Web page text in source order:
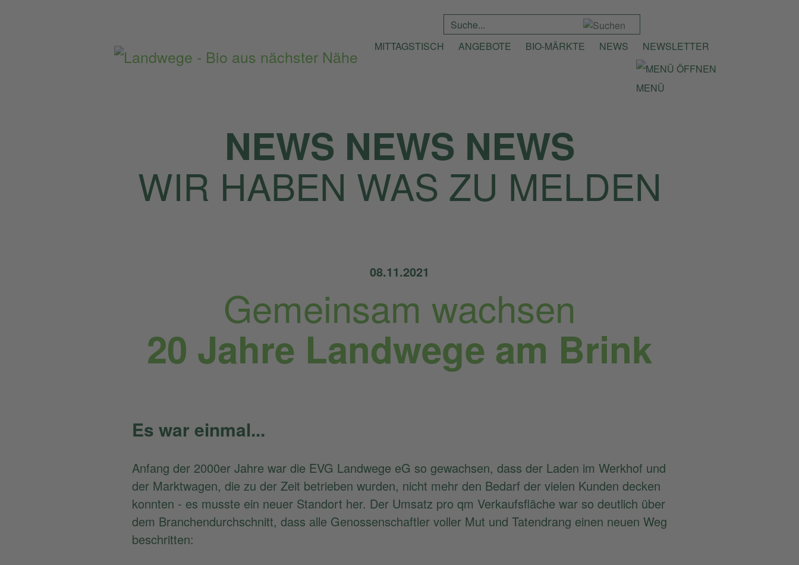
MITTAGSTISCH ANGEBOTE BIO-MÄRKTE NEWS NEWSLETTER
Suche*
MENÜ
NEWS NEWS NEWS
WIR HABEN WAS ZU MELDEN
08.11.2021
Gemeinsam wachsen
20 Jahre Landwege am Brink
Es war einmal...
Anfang der 2000er Jahre war die EVG Landwege eG so gewachsen, dass der Laden im Werkhof und
der Marktwagen, die zu der Zeit betrieben wurden, nicht mehr den Bedarf der vielen Kunden decken
konnten - es musste ein neuer Standort her. Der Umsatz pro qm Verkaufsfläche war so deutlich über
dem Branchendurchschnitt, dass alle Genossenschaftler voller Mut und Tatendrang einen neuen Weg
beschritten: